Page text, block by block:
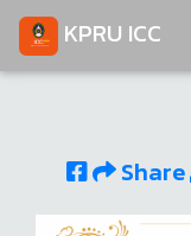
KPRU ICC
Share